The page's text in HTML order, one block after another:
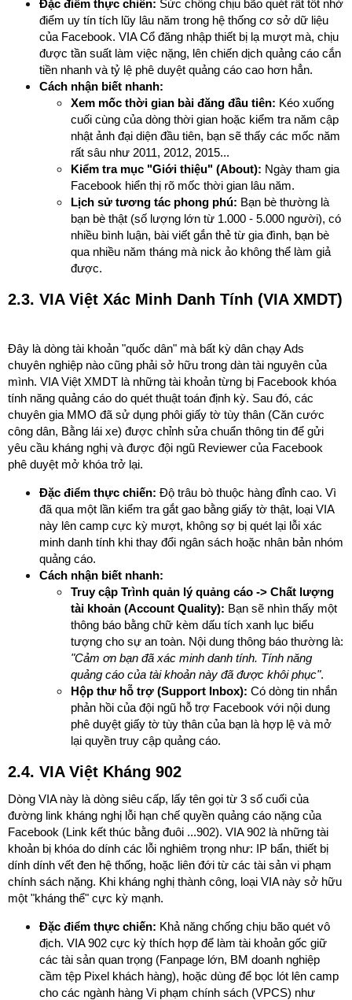
Đặc điểm thực chiến: Sức chống chịu bão quét rất tốt nhờ
điểm uy tín tích lũy lâu năm trong hệ thống cơ sở dữ liệu
của Facebook. VIA Cổ đăng nhập thiết bị lạ mượt mà, chịu
được tần suất làm việc nặng, lên chiến dịch quảng cáo cắn
tiền nhanh và tỷ lệ phê duyệt quảng cáo cao hơn hẳn.
Cách nhận biết nhanh:
Xem mốc thời gian bài đăng đầu tiên: Kéo xuống
cuối cùng của dòng thời gian hoặc kiểm tra năm cập
nhật ảnh đại diện đầu tiên, bạn sẽ thấy các mốc năm
rất sâu như 2011, 2012, 2015...
Kiểm tra mục "Giới thiệu" (About): Ngày tham gia
Facebook hiển thị rõ mốc thời gian lâu năm.
Lịch sử tương tác phong phú: Bạn bè thường là
bạn bè thật (số lượng lớn từ 1.000 - 5.000 người), có
nhiều bình luận, bài viết gắn thẻ từ gia đình, bạn bè
qua nhiều năm tháng mà nick ảo không thể làm giả
được.
2.3. VIA Việt Xác Minh Danh Tính (VIA XMDT)
Đây là dòng tài khoản "quốc dân" mà bất kỳ dân chạy Ads
chuyên nghiệp nào cũng phải sở hữu trong dàn tài nguyên của
mình. VIA Việt XMDT là những tài khoản từng bị Facebook khóa
tính năng quảng cáo do quét thuật toán định kỳ. Sau đó, các
chuyên gia MMO đã sử dụng phôi giấy tờ tùy thân (Căn cước
công dân, Bằng lái xe) được chỉnh sửa chuẩn thông tin để gửi
yêu cầu kháng nghị và được đội ngũ Reviewer của Facebook
phê duyệt mở khóa trở lại.
Đặc điểm thực chiến: Độ trâu bò thuộc hàng đỉnh cao. Vì
đã qua một lần kiểm tra gắt gao bằng giấy tờ thật, loại VIA
này lên camp cực kỳ mượt, không sợ bị quét lại lỗi xác
minh danh tính khi thay đổi ngân sách hoặc nhân bản nhóm
quảng cáo.
Cách nhận biết nhanh:
Truy cập Trình quản lý quảng cáo -> Chất lượng
tài khoản (Account Quality): Bạn sẽ nhìn thấy một
thông báo bằng chữ kèm dấu tích xanh lục biểu
tượng cho sự an toàn. Nội dung thông báo thường là:
"Cảm ơn bạn đã xác minh danh tính. Tính năng
quảng cáo của tài khoản này đã được khôi phục".
Hộp thư hỗ trợ (Support Inbox): Có dòng tin nhắn
phản hồi của đội ngũ hỗ trợ Facebook với nội dung
phê duyệt giấy tờ tùy thân của bạn là hợp lệ và mở
lại quyền truy cập quảng cáo.
2.4. VIA Việt Kháng 902
Dòng VIA này là dòng siêu cấp, lấy tên gọi từ 3 số cuối của
đường link kháng nghị lỗi hạn chế quyền quảng cáo nặng của
Facebook (Link kết thúc bằng đuôi ...902). VIA 902 là những tài
khoản bị khóa do dính các lỗi nghiêm trọng như: IP bẩn, thiết bị
dính dính vết đen hệ thống, hoặc liên đới từ các tài sản vi phạm
chính sách nặng. Khi kháng nghị thành công, loại VIA này sở hữu
một "kháng thể" cực kỳ mạnh.
Đặc điểm thực chiến: Khả năng chống chịu bão quét vô
địch. VIA 902 cực kỳ thích hợp để làm tài khoản gốc giữ
các tài sản quan trọng (Fanpage lớn, BM doanh nghiệp
cầm tệp Pixel khách hàng), hoặc dùng để bọc lót lên camp
cho các ngành hàng Vi phạm chính sách (VPCS) như